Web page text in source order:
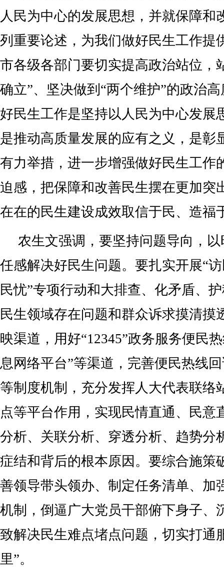
人民为中心的发展思想，并就保障和
列重要论述，为我们做好民生工作提
市各级各部门要切实提高政治站位，
确立”、坚决做到“两个维护”的政治
好民生工作是坚持以人民为中心发展
是推动高质量发展的应有之义，是彰
有力举措，进一步增强做好民生工作
迫感，把保障和改善民生摆在更加突
在在的民生建设成效取信于民、造福
农生文强调，要坚持问题导向，
任感解决好民生问题。要扎实开展“
民忧”专项行动和大排查、化矛盾、
民生领域存在问题和群众诉求摸清摸
映渠道，用好“12345”政务服务便民
息网络平台”等渠道，完善便民热线
等制度机制，充分发挥人大代表联络
点等平台作用，实现民情直通、民意
分析、关联分析、穿透分析、趋势分
症结和背后的根本原因。要综合施策
善领导带头领办、制定任务清单、加
机制，倒逼广大党员干部俯下身子、
致解决民生难点堵点问题，切实打通
里”。